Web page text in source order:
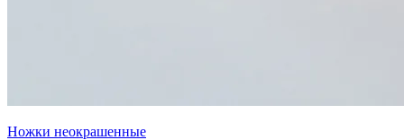
Ножки неокрашенные